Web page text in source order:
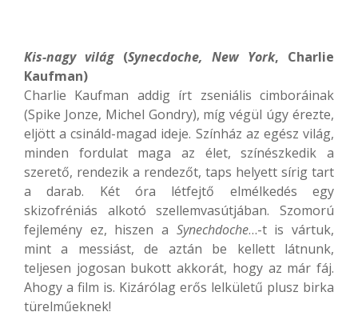
Kis-nagy világ(Synecdoche, New York, Charlie
Kaufman)
Charlie Kaufman addig írt zseniális cimboráinak
(Spike Jonze, Michel Gondry), míg végül úgy érezte,
eljött a csináld-magad ideje. Színház az egész világ,
minden fordulat maga az élet, színészkedik a
szerető, rendezik a rendezőt, taps helyett sírig tart
a darab. Két óra létfejtő elmélkedés egy
skizofréniás alkotó szellemvasútjában. Szomorú
fejlemény ez, hiszen a Synechdoche…-t is vártuk,
mint a messiást, de aztán be kellett látnunk,
teljesen jogosan bukott akkorát, hogy az már fáj.
Ahogy a film is. Kizárólag erős lelkületű plusz birka
türelműeknek!